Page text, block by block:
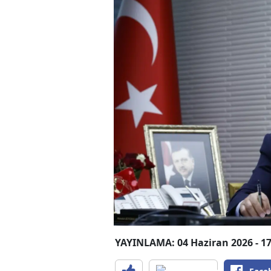
YAYINLAMA: 04 Haziran 2026 -